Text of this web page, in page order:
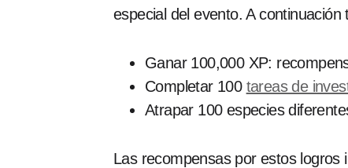
especial del evento. A
Ganar 100,000 XP:
Completar 100 tareas de
Atrapar 100 especies
Las recompensas por estos logros